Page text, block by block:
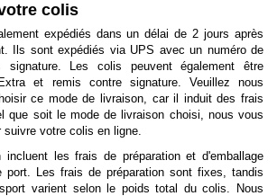
colis
expédiés dans un délai de 2 jours après
Ils sont expédiés via UPS avec un numéro de
Les colis peuvent également être
et remis contre signature. Veuillez nous
ce mode de livraison, car il induit des frais
que soit le mode de livraison choisi, nous vous
suivre votre colis en ligne.
incluent les frais de préparation et d'emballage
Les frais de préparation sont fixes, tandis
varient selon le poids total du colis. Nous